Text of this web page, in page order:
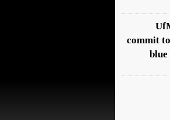
commit
blue